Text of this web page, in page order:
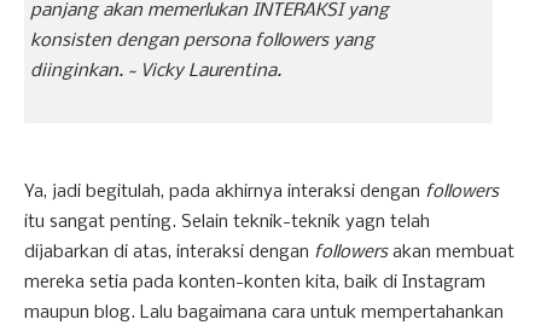
panjang akan memerlukan INTERAKSI yang
konsisten dengan persona followers yang
diinginkan. ~ Vicky Laurentina.
Ya, jadi begitulah, pada akhirnya interaksi dengan followers
itu sangat penting. Selain teknik-teknik yagn telah
dijabarkan di atas, interaksi dengan followersakan membuat
mereka setia pada konten-konten kita, baik di Instagram
maupun blog. Lalu bagaimana cara untuk mempertahankan